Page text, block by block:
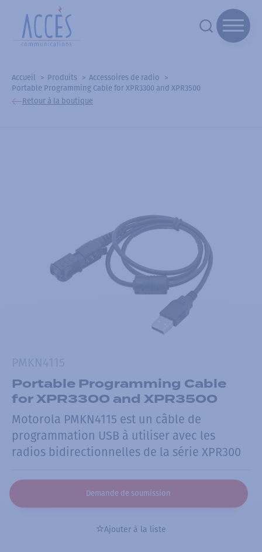
Accueil Produits
Accessoires de radio
Portable Programming Cable for XPR3300 and XPR3500
Retour à la boutique
Portable Programming Cable
for XPR3300 and XPR3500
Motorola PMKN4115 est un câble de
programmation USB à utiliser avec les
radios bidirectionnelles de la série XPR300
Demande de soumission
Ajouter à la liste